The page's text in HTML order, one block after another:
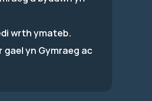
wrth ymateb.
gael yn Gymraeg ac